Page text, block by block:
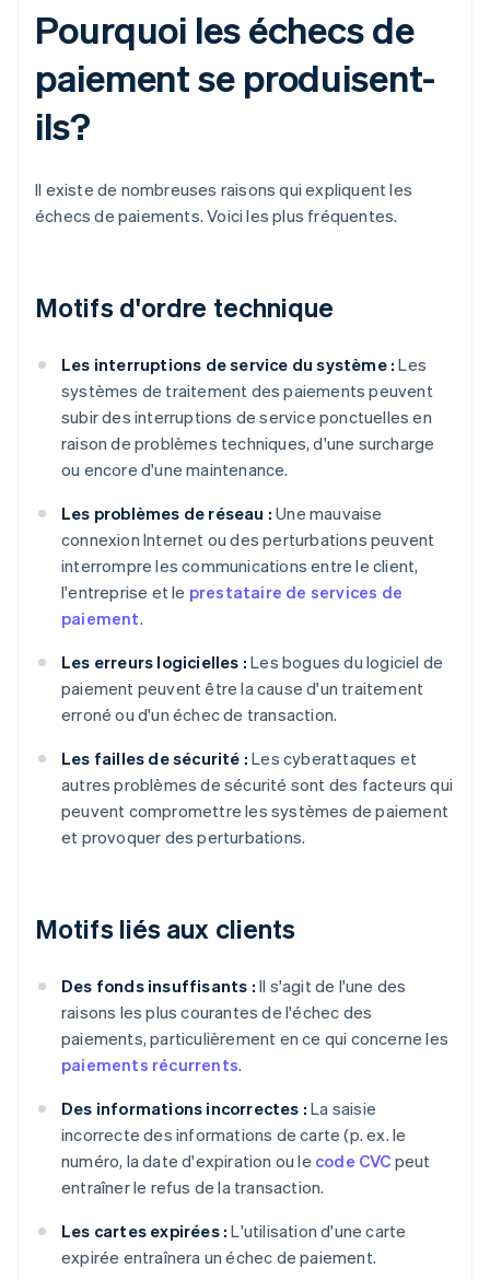
Pourquoi les échecs de
paiement se produisent-
ils?
Il existe de nombreuses raisons qui expliquent les
échecs de paiements. Voici les plus fréquentes.
Motifs d'ordre technique
Les interruptions de service du système : Les
systèmes de traitement des paiements peuvent
subir des interruptions de service ponctuelles en
raison de problèmes techniques, d'une surcharge
ou encore d'une maintenance.
Les problèmes de réseau : Une mauvaise
connexion Internet ou des perturbations peuvent
interrompre les communications entre le client,
l'entreprise et le prestataire de services de
paiement.
Les erreurs logicielles : Les bogues du logiciel de
paiement peuvent être la cause d'un traitement
erroné ou d'un échec de transaction.
Les failles de sécurité : Les cyberattaques et
autres problèmes de sécurité sont des facteurs qui
peuvent compromettre les systèmes de paiement
et provoquer des perturbations.
Motifs liés aux clients
Des fonds insuffisants : Il s'agit de l'une des
raisons les plus courantes de l'échec des
paiements, particulièrement en ce qui concerne les
paiements récurrents.
Des informations incorrectes : La saisie
incorrecte des informations de carte (p. ex. le
numéro, la date d'expiration ou le code CVC peut
entraîner le refus de la transaction.
Les cartes expirées : L'utilisation d'une carte
expirée entraînera un échec de paiement.